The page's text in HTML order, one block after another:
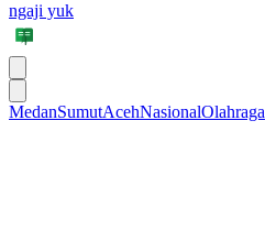
ngaji yuk
MedanSumutAcehNasionalOlahraga